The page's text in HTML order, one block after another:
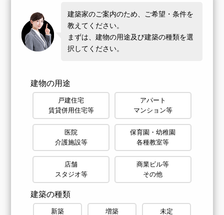
建築家のご案内のため、ご希望・条件を
教えてください。
まずは、建物の用途及び建築の種類を選
択してください。
建物の用途
戸建住宅
賃貸併用住宅等
アパート
マンション等
医院
介護施設等
保育園・幼稚園
各種教室等
店舗
スタジオ等
商業ビル等
その他
建築の種類
新築 増築 未定